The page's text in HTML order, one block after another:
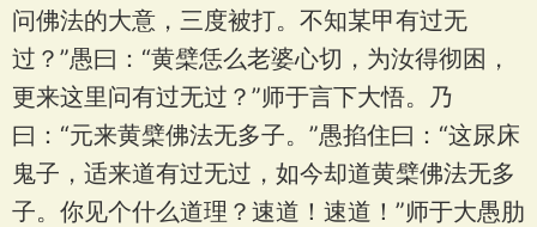
问佛法的大意，三度被打。不知某甲有过无
过？”愚曰：“黄檗恁么老婆心切，为汝得彻困，
更来这里问有过无过？”师于言下大悟。乃
曰：“元来黄檗佛法无多子。”愚掐住曰：“这尿床
鬼子，适来道有过无过，如今却道黄檗佛法无多
子。你见个什么道理？速道！速道！”师于大愚肋